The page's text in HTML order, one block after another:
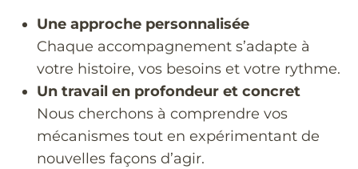
Une approche personnalisée
Chaque accompagnement s’adapte à
votre histoire, vos besoins et votre rythme.
Un travail en profondeur et concret
Nous cherchons à comprendre vos
mécanismes tout en expérimentant de
nouvelles façons d’agir.